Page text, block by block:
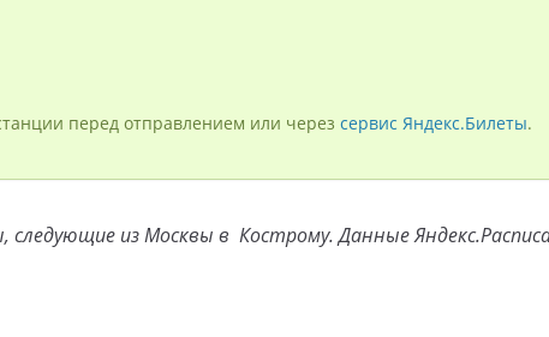
перед отправлением или через сервис Яндекс.Билеты.
следующие из Москвы в Кострому. Данные